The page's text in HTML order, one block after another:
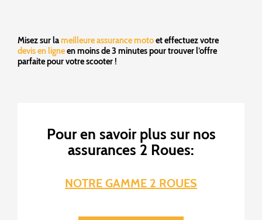
Misez sur lameilleure assurance motoet effectuez votre
devis en ligneen moins de 3 minutes pour trouver l’offre
parfaite pour votre scooter !
Pour en savoir plus sur nos
assurances 2 Roues:
NOTRE GAMME 2 ROUES